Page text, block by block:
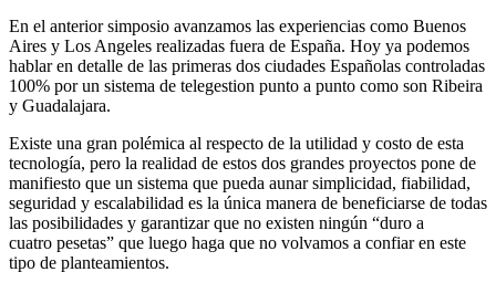
En el anterior simposio avanzamos las experiencias como Buenos
Aires y Los Angeles realizadas fuera de España. Hoy ya podemos
hablar en detalle de las primeras dos ciudades Españolas controladas
100% por un sistema de telegestion punto a punto como son Ribeira
y Guadalajara.
Existe una gran polémica al respecto de la utilidad y costo de esta
tecnología, pero la realidad de estos dos grandes proyectos pone de
manifiesto que un sistema que pueda aunar simplicidad, fiabilidad,
seguridad y escalabilidad es la única manera de beneficiarse de todas
las posibilidades y garantizar que no existen ningún “duro a
cuatro pesetas” que luego haga que no volvamos a confiar en este
tipo de planteamientos.